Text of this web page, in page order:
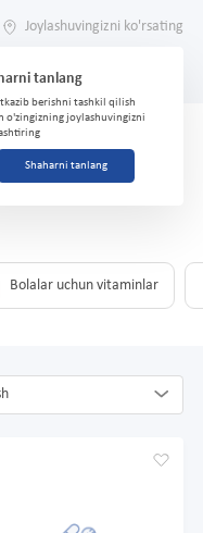
Joylashuvingizni ko'rsating
tanlang
berishni tashkil qilish
o'zingizning joylashuvingizni
Shaharni tanlang
Bolalar uchun vitaminlar